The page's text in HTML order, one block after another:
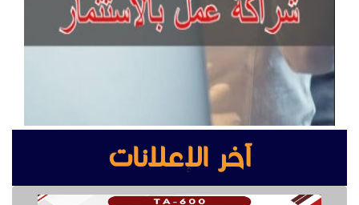
آخر الإعلانات